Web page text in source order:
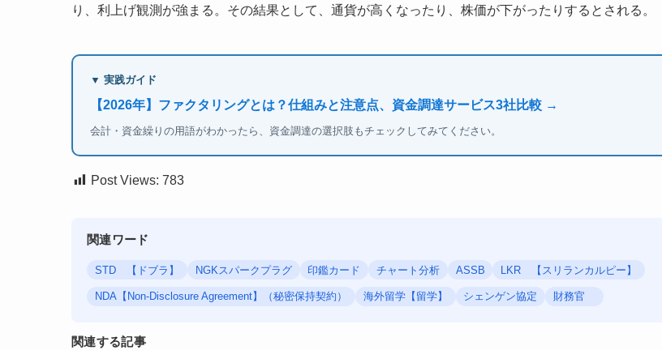
り、利上げ観測が強まる。その結果として、通貨が高くなったり、株価が下がったりするとされる。
▼ 実践ガイド
【2026年】ファクタリングとは？仕組みと注意点、資金調達サービス3社比較 →
会計・資金繰りの用語がわかったら、資金調達の選択肢もチェックしてみてください。
Post Views: 783
関連ワード
STD 【ドブラ】 NGKスパークプラグ 印鑑カード チャート分析 ASSB LKR 【スリランカルピー】
NDA【Non-Disclosure Agreement】（秘密保持契約） 海外留学【留学】 シェンゲン協定 財務官
関連する記事